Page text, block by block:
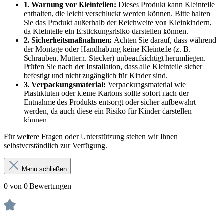
1. Warnung vor Kleinteilen: Dieses Produkt kann Kleinteile
enthalten, die leicht verschluckt werden können. Bitte halten
Sie das Produkt außerhalb der Reichweite von Kleinkindern,
da Kleinteile ein Erstickungsrisiko darstellen können.
2. Sicherheitsmaßnahmen: Achten Sie darauf, dass während
der Montage oder Handhabung keine Kleinteile (z. B.
Schrauben, Muttern, Stecker) unbeaufsichtigt herumliegen.
Prüfen Sie nach der Installation, dass alle Kleinteile sicher
befestigt und nicht zugänglich für Kinder sind.
3. Verpackungsmaterial: Verpackungsmaterial wie
Plastiktüten oder kleine Kartons sollte sofort nach der
Entnahme des Produkts entsorgt oder sicher aufbewahrt
werden, da auch diese ein Risiko für Kinder darstellen
können.
Für weitere Fragen oder Unterstützung stehen wir Ihnen
selbstverständlich zur Verfügung.
Menü schließen
0 von 0 Bewertungen